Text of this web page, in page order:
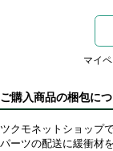
マイ
ご購入商品の梱包に
ツクモネットショップ
パーツの配送に緩衝材